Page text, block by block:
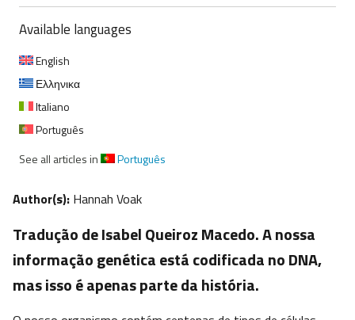
Available languages
English
Ελληνικα
Italiano
Português
See all articles in
Português
Author(s): Hannah Voak
Tradução de Isabel Queiroz Macedo. A nossa
informação genética está codificada no DNA,
mas isso é apenas parte da história.